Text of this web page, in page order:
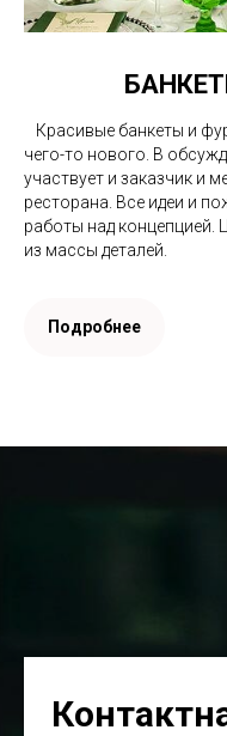
⠀Красивые банкеты и
чего-то нового. В
участвует и заказчик и
ресторана. Все идеи и
работы над концепцией.
из массы деталей.
Подробнее